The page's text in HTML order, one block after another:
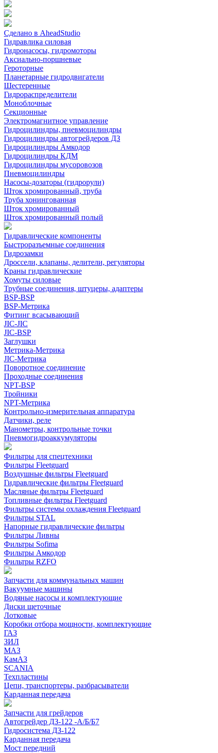
Сделано в AheadStudio
Гидравлика силовая
Гидронасосы, гидромоторы
Аксиально-поршневые
Героторные
Планетарные гидродвигатели
Шестеренные
Гидрораспределители
Моноблочные
Секционные
Электромагнитное управление
Гидроцилиндры, пневмоцилиндры
Гидроцилиндры автогрейдеров ДЗ
Гидроцилиндры Амкодор
Гидроцилиндры КДМ
Гидроцилиндры мусоровозов
Пневмоцилиндры
Насосы-дозаторы (гидрорули)
Шток хромированный, труба
Труба хонингованная
Шток хромированный
Шток хромированный полый
Гидравлические компоненты
Быстроразъемные соединения
Гидрозамки
Дроссели, клапаны, делители, регуляторы
Краны гидравлические
Хомуты силовые
Трубные соединения, штуцеры, адаптеры
BSP-BSP
BSP-Метрика
Фитинг всасывающий
JIC-JIC
JIC-BSP
Заглушки
Метрика-Метрика
JIC-Метрика
Поворотное соединение
Проходные соединения
NPT-BSP
Тройники
NPT-Метрика
Контрольно-измерительная аппаратура
Датчики, реле
Манометры, контрольные точки
Пневмогидроаккумуляторы
Фильтры для спецтехники
Фильтры Fleetguard
Воздушные фильтры Fleetguard
Гидравлические фильтры Fleetguard
Масляные фильтры Fleetguard
Топливные фильтры Fleetguard
Фильтры системы охлаждения Fleetguard
Фильтры STAL
Напорные гидравлические фильтры
Фильтры Ливны
Фильтры Sofima
Фильтры Амкодор
Фильтры RZFO
Запчасти для коммунальных машин
Вакуумные машины
Водяные насосы и комплектующие
Диски щеточные
Лотковые
Коробки отбора мощности, комплектующие
ГАЗ
ЗИЛ
МАЗ
КамАЗ
SCANIA
Техпластины
Цепи, транспортеры, разбрасыватели
Карданная передача
Запчасти для грейдеров
Автогрейдер ДЗ-122 -А/Б/Б7
Гидросистема ДЗ-122
Карданная передача
Мост передний